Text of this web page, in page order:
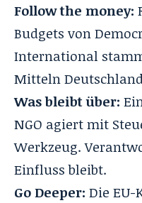
Follow the money:
Budgets von
International
Mitteln
Was bleibt über:
NGO agiert mit
Werkzeug.
Einfluss bleibt.
Go Deeper: Die